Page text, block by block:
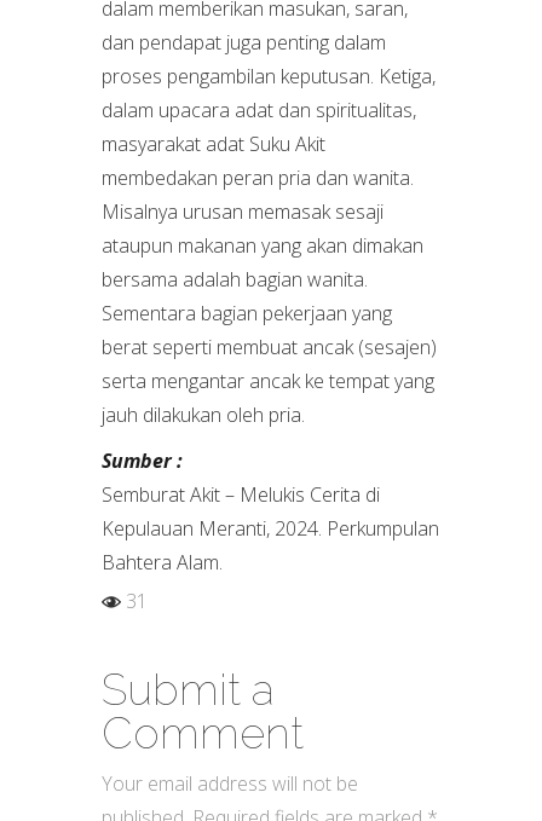
dalam memberikan masukan, saran,
dan pendapat juga penting dalam
proses pengambilan keputusan. Ketiga,
dalam upacara adat dan spiritualitas,
masyarakat adat Suku Akit
membedakan peran pria dan wanita.
Misalnya urusan memasak sesaji
ataupun makanan yang akan dimakan
bersama adalah bagian wanita.
Sementara bagian pekerjaan yang
berat seperti membuat ancak (sesajen)
serta mengantar ancak ke tempat yang
jauh dilakukan oleh pria.
Sumber :
Semburat Akit – Melukis Cerita di
Kepulauan Meranti, 2024. Perkumpulan
Bahtera Alam.
31
Submit a
Comment
Your email address will not be